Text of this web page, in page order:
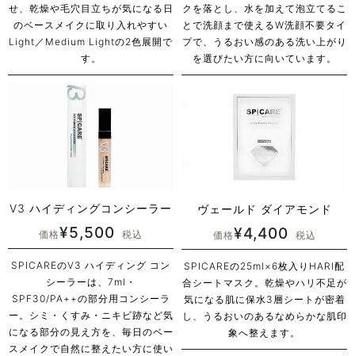
せ、乾燥や毛穴目立ちが気になる日
のベースメイクに取り入れやすい
Light／Medium Lightの2色展開で
す。
クを落とし、水を加えて泡立てるこ
とで洗顔まで使えるW洗顔不要タイ
プで、うるおい感のある洗い上がり
を選びたい方に向いています。
V3 ハイディングコンシーラー
価格¥5,500 税込
SPICAREのV3 ハイディング コン
シーラーは、7ml・
SPF30/PA++の部分用コンシーラ
ー。シミ・くすみ・ニキビ跡など気
になる部分の見え方を、毎日のベー
スメイクで自然に整えたい方に使い
ヴェールド ダイアモンド
価格¥4,400 税込
SPICAREの25ml×6枚入りHARI配
合シートマスク。乾燥やハリ不足が
気になる肌に保水3層シートが密着
し、うるおいのあるなめらかな肌印
象へ整えます。